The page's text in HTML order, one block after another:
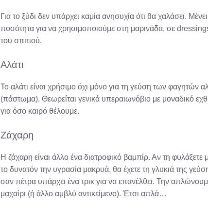
Για το ξύδι δεν υπάρχει καμία ανησυχία ότι θα χαλάσει.
ποσότητα για να χρησιμοποιούμε στη μαρινάδα, σε
του σπιτιού.
Αλάτι
Το αλάτι είναι χρήσιμο όχι μόνο για τη γεύση των φαγητών
(πάστωμα). Θεωρείται γενικά υπεραιωνόβιο με μοναδικό
για όσο καιρό θέλουμε.
Ζάχαρη
Η ζάχαρη είναι άλλο ένα διατροφικό βαμπίρ. Αν τη
το δυνατόν την υγρασία μακρυά, θα έχετε τη γλυκιά της
σαν πέτρα υπάρχει ένα τρικ για να επανέλθει. Την
μαχαίρι (ή άλλο αμβλύ αντικείμενο). Έτσι απλά…